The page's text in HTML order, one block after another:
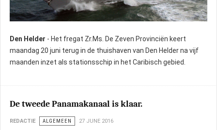
Den Helder - Het fregat Zr.Ms. De Zeven Provinciën keert
maandag 20 juni terug in de thuishaven van Den Helder na vijf
maanden inzet als stationsschip in het Caribisch gebied.
De tweede Panamakanaal is klaar.
REDACTIE ALGEMEEN 27 JUNE 2016